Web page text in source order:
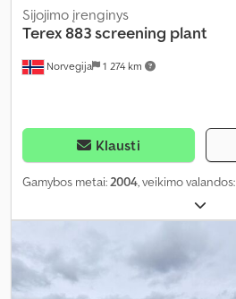
Norvegija 1 274 km
Sijojimo įrenginys
Terex883 screening plant
Klausti
Gamybos metai:2004, veikimo valandos: